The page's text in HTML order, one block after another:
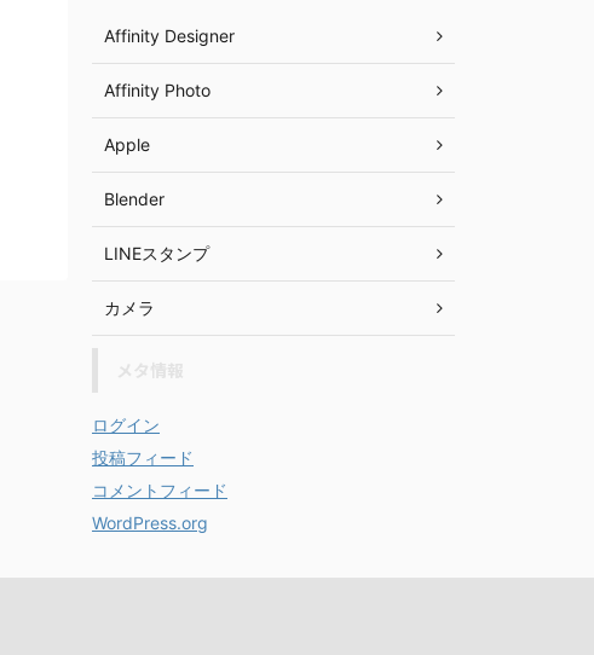
Affinity Designer
Affinity Photo
Apple
Blender
LINEスタンプ
カメラ
ログイン
投稿フィード
コメントフィード
WordPress.org